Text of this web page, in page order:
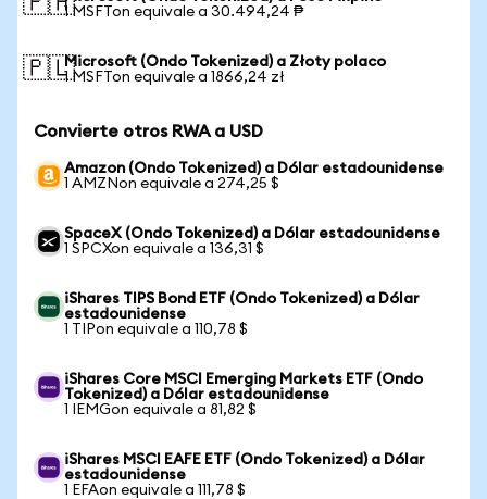
1 MSFTon equivale a 30.494,24 ₱
🇵🇱Microsoft (Ondo Tokenized) a Złoty polaco
1 MSFTon equivale a 1866,24 zł
Convierte otros RWA a USD
Amazon (Ondo Tokenized) a Dólar estadounidense
1 AMZNon equivale a 274,25 $
SpaceX (Ondo Tokenized) a Dólar estadounidense
1 SPCXon equivale a 136,31 $
iShares TIPS Bond ETF (Ondo Tokenized) a Dólar
estadounidense
1 TIPon equivale a 110,78 $
iShares Core MSCI Emerging Markets ETF (Ondo
Tokenized) a Dólar estadounidense
1 IEMGon equivale a 81,82 $
iShares MSCI EAFE ETF (Ondo Tokenized) a Dólar
estadounidense
1 EFAon equivale a 111,78 $